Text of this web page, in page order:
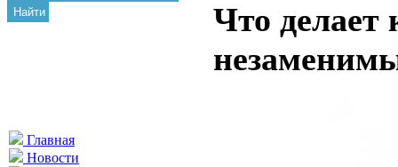
Найти
Главная
Новости
Что делает